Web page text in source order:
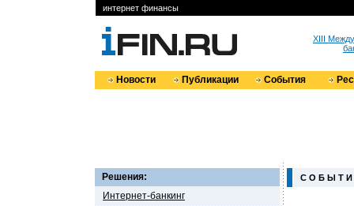
интернет финансы
XIII
Новости Публикации События
Решения:
Интернет-банкинг
С О Б Ы Т И